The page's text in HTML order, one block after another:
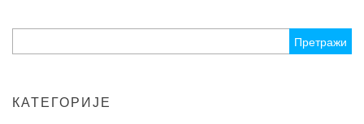
за:
КАТЕГОРИЈЕ